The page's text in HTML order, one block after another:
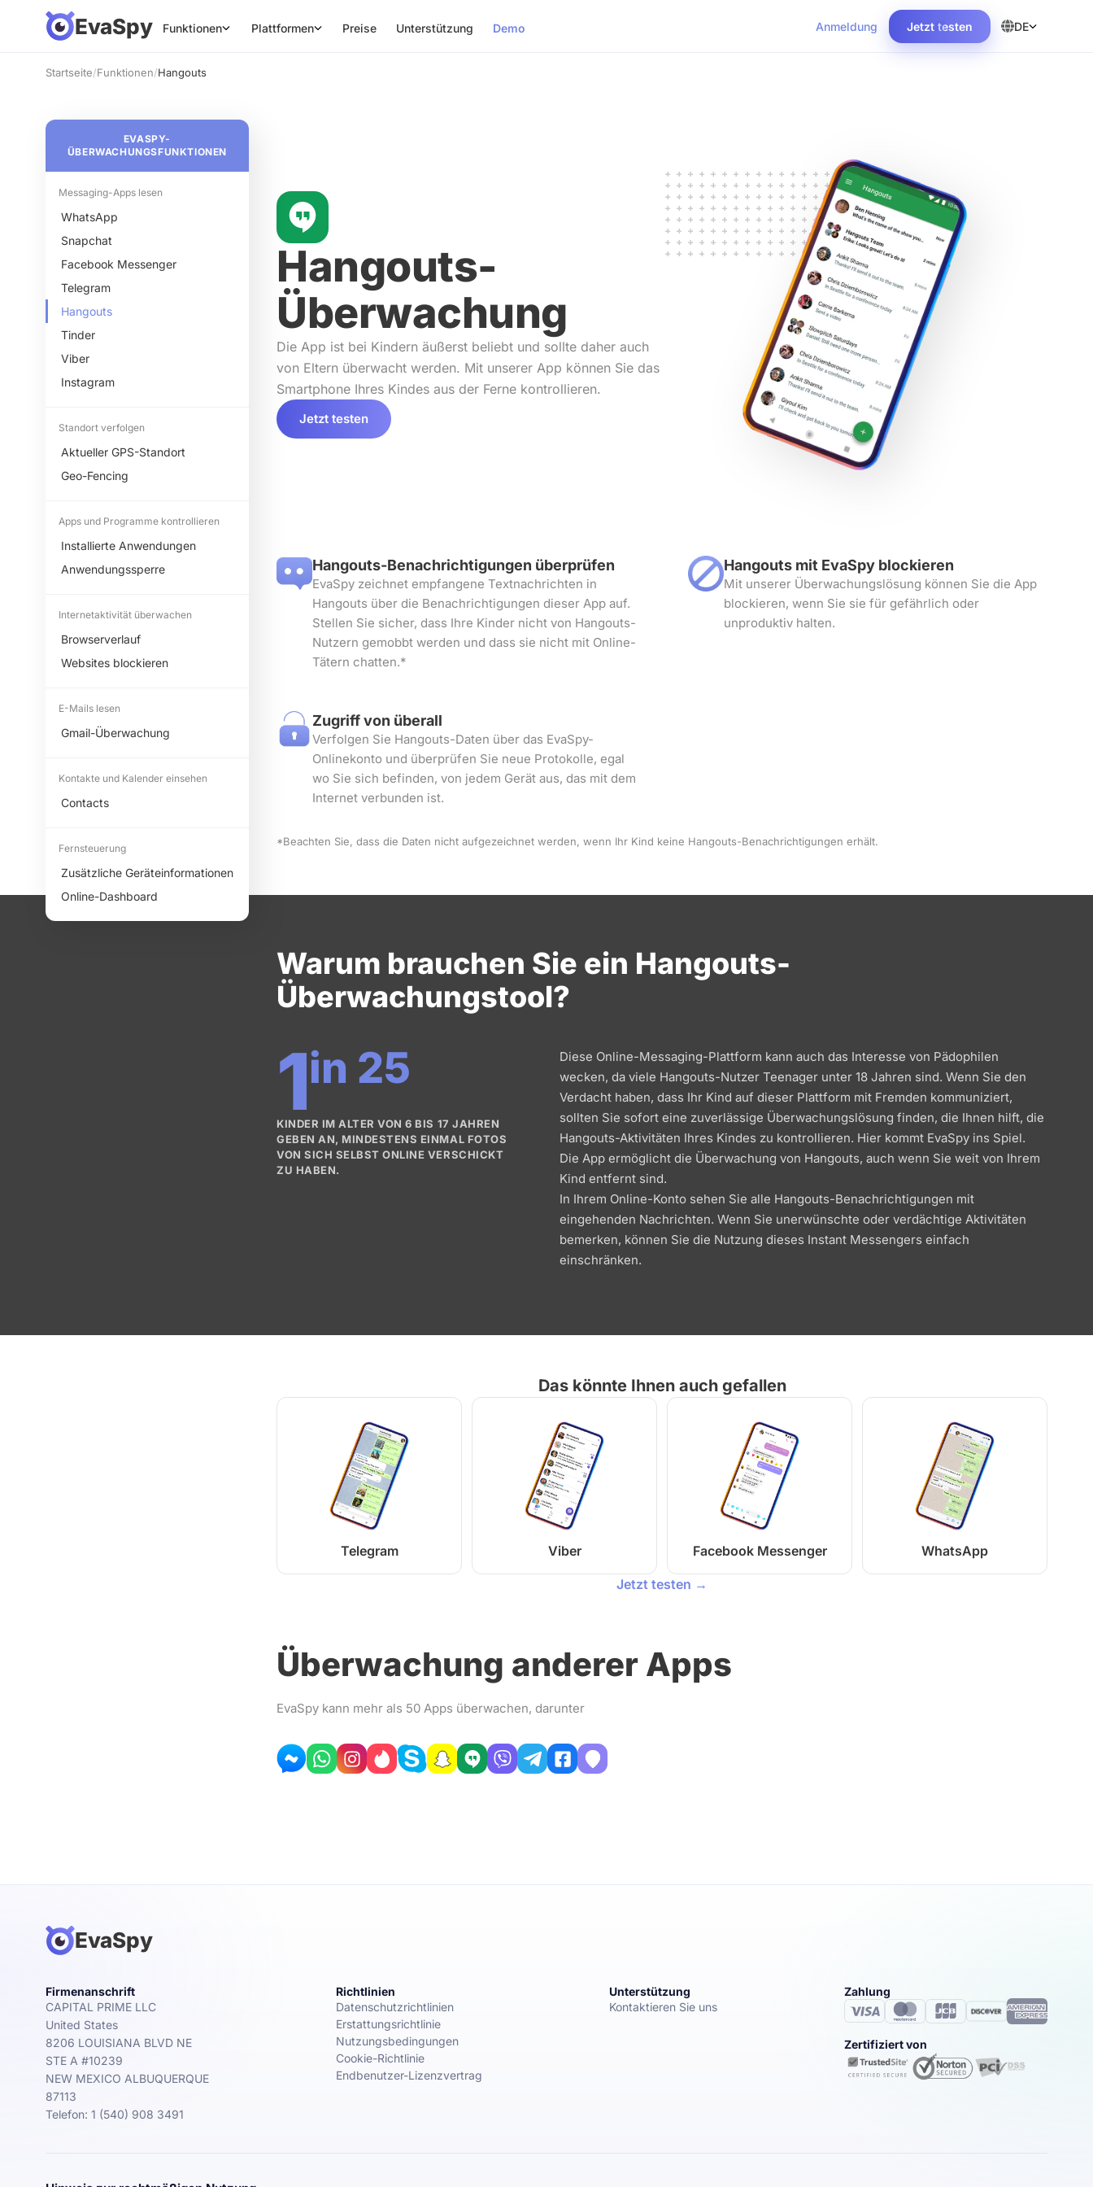
EvaSpy Funktionen Plattformen Preise Unterstützung Demo Anmeldung Jetzt testen DE
Startseite/Funktionen/Hangouts
EVASPY-
ÜBERWACHUNGSFUNKTIONEN
Messaging-Apps lesen
WhatsApp
Snapchat
Facebook Messenger
Telegram
Hangouts
Tinder
Viber
Instagram
Standort verfolgen
Aktueller GPS-Standort
Geo-Fencing
Apps und Programme kontrollieren
Installierte Anwendungen
Anwendungssperre
Internetaktivität überwachen
Browserverlauf
Websites blockieren
E-Mails lesen
Gmail-Überwachung
Kontakte und Kalender einsehen
Contacts
Fernsteuerung
Zusätzliche Geräteinformationen
Online-Dashboard
Hangouts-
Überwachung
Die App ist bei Kindern äußerst beliebt und sollte daher auch
von Eltern überwacht werden. Mit unserer App können Sie das
Smartphone Ihres Kindes aus der Ferne kontrollieren.
Jetzt testen
Hangouts-Benachrichtigungen überprüfen
EvaSpy zeichnet empfangene Textnachrichten in
Hangouts über die Benachrichtigungen dieser App auf.
Stellen Sie sicher, dass Ihre Kinder nicht von Hangouts-
Nutzern gemobbt werden und dass sie nicht mit Online-
Tätern chatten.*
Hangouts mit EvaSpy blockieren
Mit unserer Überwachungslösung können Sie die App
blockieren, wenn Sie sie für gefährlich oder
unproduktiv halten.
Zugriff von überall
Verfolgen Sie Hangouts-Daten über das EvaSpy-
Onlinekonto und überprüfen Sie neue Protokolle, egal
wo Sie sich befinden, von jedem Gerät aus, das mit dem
Internet verbunden ist.
*Beachten Sie, dass die Daten nicht aufgezeichnet werden, wenn Ihr Kind keine Hangouts-Benachrichtigungen erhält.
Warum brauchen Sie ein Hangouts-
Überwachungstool?
1in 25
KINDER IM ALTER VON 6 BIS 17 JAHREN
GEBEN AN, MINDESTENS EINMAL FOTOS
VON SICH SELBST ONLINE VERSCHICKT
ZU HABEN.
Diese Online-Messaging-Plattform kann auch das Interesse von Pädophilen
wecken, da viele Hangouts-Nutzer Teenager unter 18 Jahren sind. Wenn Sie den
Verdacht haben, dass Ihr Kind auf dieser Plattform mit Fremden kommuniziert,
sollten Sie sofort eine zuverlässige Überwachungslösung finden, die Ihnen hilft, die
Hangouts-Aktivitäten Ihres Kindes zu kontrollieren. Hier kommt EvaSpy ins Spiel.
Die App ermöglicht die Überwachung von Hangouts, auch wenn Sie weit von Ihrem
Kind entfernt sind.
In Ihrem Online-Konto sehen Sie alle Hangouts-Benachrichtigungen mit
eingehenden Nachrichten. Wenn Sie unerwünschte oder verdächtige Aktivitäten
bemerken, können Sie die Nutzung dieses Instant Messengers einfach
einschränken.
Das könnte Ihnen auch gefallen
Telegram Viber Facebook Messenger WhatsApp
Jetzt testen →
Überwachung anderer Apps
EvaSpy kann mehr als 50 Apps überwachen, darunter
EvaSpy
Firmenanschrift
CAPITAL PRIME LLC
United States
8206 LOUISIANA BLVD NE
STE A #10239
NEW MEXICO ALBUQUERQUE
87113
Telefon: 1 (540) 908 3491
Richtlinien
Datenschutzrichtlinien
Erstattungsrichtlinie
Nutzungsbedingungen
Cookie-Richtlinie
Endbenutzer-Lizenzvertrag
Unterstützung
Kontaktieren Sie uns
Zahlung
Zertifiziert von